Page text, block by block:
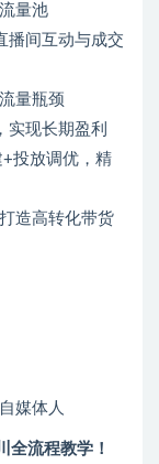
量池
播间互动与成交
量瓶颈
实现长期盈利
+投放调优，精
造高转化带货
媒体人
全流程教学！